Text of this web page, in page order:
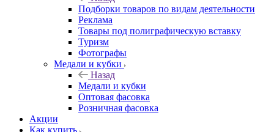
Подборки товаров по видам деятельности
Реклама
Товары под полиграфическую вставку
Туризм
Фотографы
Медали и кубки
Назад
Медали и кубки
Оптовая фасовка
Розничная фасовка
Акции
Как купить